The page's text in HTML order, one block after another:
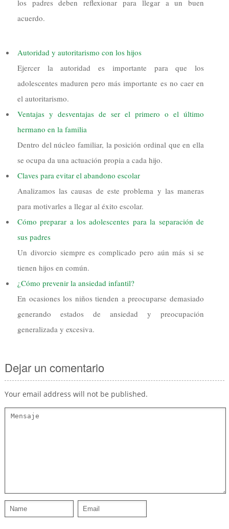
los padres deben reflexionar para llegar a un buen
acuerdo.
Autoridad y autoritarismo con los hijos
Ejercer la autoridad es importante para que los
adolescentes maduren pero más importante es no caer en
el autoritarismo.
Ventajas y desventajas de ser el primero o el último
hermano en la familia
Dentro del núcleo familiar, la posición ordinal que en ella
se ocupa da una actuación propia a cada hijo.
Claves para evitar el abandono escolar
Analizamos las causas de este problema y las maneras
para motivarles a llegar al éxito escolar.
Cómo preparar a los adolescentes para la separación de
sus padres
Un divorcio siempre es complicado pero aún más si se
tienen hijos en común.
¿Cómo prevenir la ansiedad infantil?
En ocasiones los niños tienden a preocuparse demasiado
generando estados de ansiedad y preocupación
generalizada y excesiva.
Dejar un comentario
Your email address will not be published.